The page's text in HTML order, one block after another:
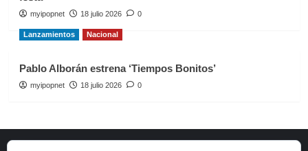
myipopnet 18 julio 2026 0
Lanzamientos Nacional
Pablo Alborán estrena ‘Tiempos Bonitos’
myipopnet 18 julio 2026 0